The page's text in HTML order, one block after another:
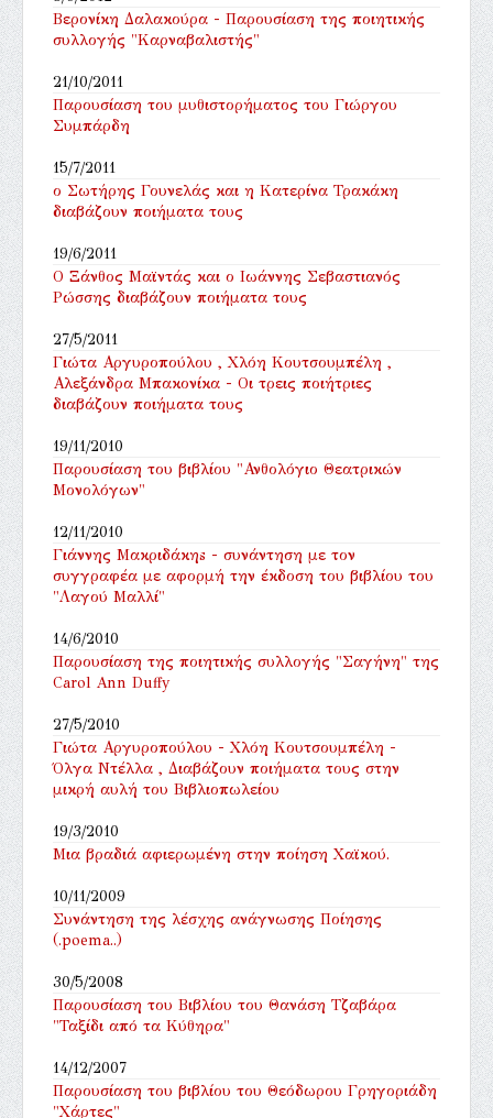
Βερονίκη Δαλακούρα - Παρουσίαση της ποιητικής
συλλογής "Καρναβαλιστής"
21/10/2011
Παρουσίαση του μυθιστορήματος του Γιώργου
Συμπάρδη
15/7/2011
ο Σωτήρης Γουνελάς και η Κατερίνα Τρακάκη
διαβάζουν ποιήματα τους
19/6/2011
Ο Ξάνθος Μαϊντάς και ο Ιωάννης Σεβαστιανός
Ρώσσης διαβάζουν ποιήματα τους
27/5/2011
Γιώτα Αργυροπούλου , Χλόη Κουτσουμπέλη ,
Αλεξάνδρα Μπακονίκα - Οι τρεις ποιήτριες
διαβάζουν ποιήματα τους
19/11/2010
Παρουσίαση του βιβλίου "Ανθολόγιο Θεατρικών
Μονολόγων"
12/11/2010
Γιάννης Μακριδάκηs - συνάντηση με τον
συγγραφέα με αφορμή την έκδοση του βιβλίου του
"Λαγού Μαλλί"
14/6/2010
Παρουσίαση της ποιητικής συλλογής "Σαγήνη" της
Carol Ann Duffy
27/5/2010
Γιώτα Αργυροπούλου - Χλόη Κουτσουμπέλη -
Όλγα Ντέλλα , Διαβάζουν ποιήματα τους στην
μικρή αυλή του Βιβλιοπωλείου
19/3/2010
Μια βραδιά αφιερωμένη στην ποίηση Χαϊκού.
10/11/2009
Συνάντηση της λέσχης ανάγνωσης Ποίησης
(.poema..)
30/5/2008
Παρουσίαση του Βιβλίου του Θανάση Τζαβάρα
"Ταξίδι από τα Κύθηρα"
14/12/2007
Παρουσίαση του βιβλίου του Θεόδωρου Γρηγοριάδη
"Χάρτες"